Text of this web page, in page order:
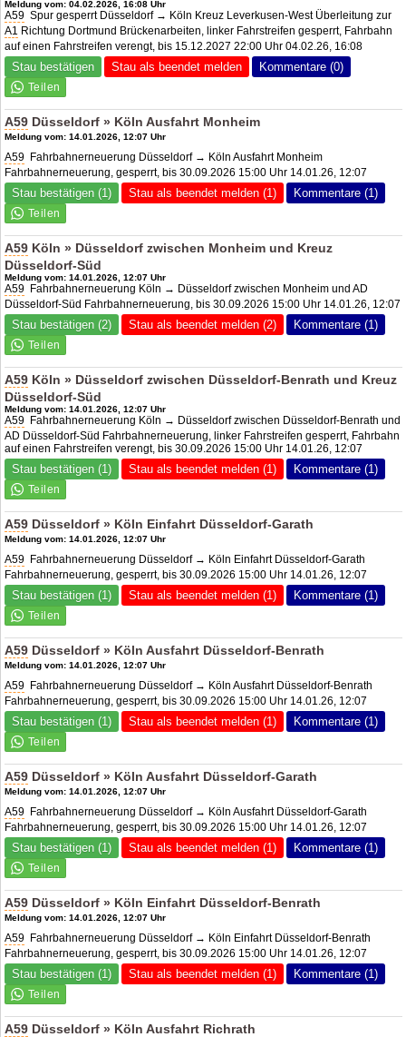
Meldung vom: 04.02.2026, 16:08 Uhr
A59 Spur gesperrt Düsseldorf → Köln Kreuz Leverkusen-West Überleitung zur
A1 Richtung Dortmund Brückenarbeiten, linker Fahrstreifen gesperrt, Fahrbahn
auf einen Fahrstreifen verengt, bis 15.12.2027 22:00 Uhr 04.02.26, 16:08
Stau bestätigen Stau als beendet melden Kommentare (0)
A59 Düsseldorf » Köln Ausfahrt Monheim
Meldung vom: 14.01.2026, 12:07 Uhr
A59 Fahrbahnerneuerung Düsseldorf → Köln Ausfahrt Monheim
Fahrbahnerneuerung, gesperrt, bis 30.09.2026 15:00 Uhr 14.01.26, 12:07
Stau bestätigen (1) Stau als beendet melden (1) Kommentare (1)
A59 Köln » Düsseldorf zwischen Monheim und Kreuz
Düsseldorf-Süd
Meldung vom: 14.01.2026, 12:07 Uhr
A59 Fahrbahnerneuerung Köln → Düsseldorf zwischen Monheim und AD
Düsseldorf-Süd Fahrbahnerneuerung, bis 30.09.2026 15:00 Uhr 14.01.26, 12:07
Stau bestätigen (2) Stau als beendet melden (2) Kommentare (1)
A59 Köln » Düsseldorf zwischen Düsseldorf-Benrath und Kreuz
Düsseldorf-Süd
Meldung vom: 14.01.2026, 12:07 Uhr
A59 Fahrbahnerneuerung Köln → Düsseldorf zwischen Düsseldorf-Benrath und
AD Düsseldorf-Süd Fahrbahnerneuerung, linker Fahrstreifen gesperrt, Fahrbahn
auf einen Fahrstreifen verengt, bis 30.09.2026 15:00 Uhr 14.01.26, 12:07
Stau bestätigen (1) Stau als beendet melden (1) Kommentare (1)
A59 Düsseldorf » Köln Einfahrt Düsseldorf-Garath
Meldung vom: 14.01.2026, 12:07 Uhr
A59 Fahrbahnerneuerung Düsseldorf → Köln Einfahrt Düsseldorf-Garath
Fahrbahnerneuerung, gesperrt, bis 30.09.2026 15:00 Uhr 14.01.26, 12:07
Stau bestätigen (1) Stau als beendet melden (1) Kommentare (1)
A59 Düsseldorf » Köln Ausfahrt Düsseldorf-Benrath
Meldung vom: 14.01.2026, 12:07 Uhr
A59 Fahrbahnerneuerung Düsseldorf → Köln Ausfahrt Düsseldorf-Benrath
Fahrbahnerneuerung, gesperrt, bis 30.09.2026 15:00 Uhr 14.01.26, 12:07
Stau bestätigen (1) Stau als beendet melden (1) Kommentare (1)
A59 Düsseldorf » Köln Ausfahrt Düsseldorf-Garath
Meldung vom: 14.01.2026, 12:07 Uhr
A59 Fahrbahnerneuerung Düsseldorf → Köln Ausfahrt Düsseldorf-Garath
Fahrbahnerneuerung, gesperrt, bis 30.09.2026 15:00 Uhr 14.01.26, 12:07
Stau bestätigen (1) Stau als beendet melden (1) Kommentare (1)
A59 Düsseldorf » Köln Einfahrt Düsseldorf-Benrath
Meldung vom: 14.01.2026, 12:07 Uhr
A59 Fahrbahnerneuerung Düsseldorf → Köln Einfahrt Düsseldorf-Benrath
Fahrbahnerneuerung, gesperrt, bis 30.09.2026 15:00 Uhr 14.01.26, 12:07
Stau bestätigen (1) Stau als beendet melden (1) Kommentare (1)
A59 Düsseldorf » Köln Ausfahrt Richrath